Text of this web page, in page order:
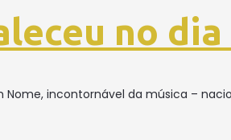
no
Nome, incontornável da música –